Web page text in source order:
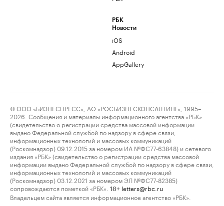
РБК
Новости
iOS
Android
AppGallery
© ООО «БИЗНЕСПРЕСС», АО «РОСБИЗНЕСКОНСАЛТИНГ», 1995–
2026. Сообщения и материалы информационного агентства «РБК»
(свидетельство о регистрации средства массовой информации
выдано Федеральной службой по надзору в сфере связи,
информационных технологий и массовых коммуникаций
(Роскомнадзор) 09.12.2015 за номером ИА №ФС77-63848) и сетевого
издания «РБК» (свидетельство о регистрации средства массовой
информации выдано Федеральной службой по надзору в сфере связи,
информационных технологий и массовых коммуникаций
(Роскомнадзор) 03.12.2021 за номером ЭЛ №ФС77-82385)
сопровождаются пометкой «РБК».
18+ letters@rbc.ru
Владельцем сайта является информационное агентство «РБК».